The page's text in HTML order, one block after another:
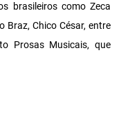
brasileiros como Zeca
Braz, Chico César, entre
Prosas Musicais, que